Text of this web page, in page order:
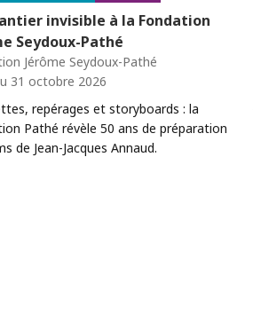
invisible à la Fondation
Seydoux-Pathé
Jérôme Seydoux-Pathé
31 octobre 2026
repérages et storyboards : la
Pathé révèle 50 ans de préparation
de Jean-Jacques Annaud.